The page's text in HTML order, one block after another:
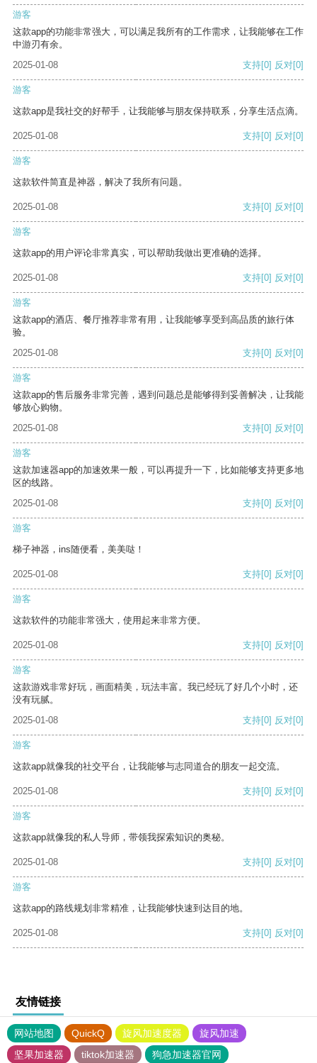
游客
这款app的功能非常强大，可以满足我所有的工作需求，让我能够在工作
中游刃有余。
2025-01-08
支持[0] 反对[0]
游客
这款app是我社交的好帮手，让我能够与朋友保持联系，分享生活点滴。
2025-01-08 支持[0] 反对[0]
游客
这款软件简直是神器，解决了我所有问题。
2025-01-08 支持[0] 反对[0]
游客
这款app的用户评论非常真实，可以帮助我做出更准确的选择。
2025-01-08 支持[0] 反对[0]
游客
这款app的酒店、餐厅推荐非常有用，让我能够享受到高品质的旅行体
验。
2025-01-08
支持[0] 反对[0]
游客
这款app的售后服务非常完善，遇到问题总是能够得到妥善解决，让我能
够放心购物。
2025-01-08
支持[0] 反对[0]
游客
这款加速器app的加速效果一般，可以再提升一下，比如能够支持更多地
区的线路。
2025-01-08
支持[0] 反对[0]
游客
梯子神器，ins随便看，美美哒！
2025-01-08 支持[0] 反对[0]
游客
这款软件的功能非常强大，使用起来非常方便。
2025-01-08 支持[0] 反对[0]
游客
这款游戏非常好玩，画面精美，玩法丰富。我已经玩了好几个小时，还
没有玩腻。
2025-01-08
支持[0] 反对[0]
游客
这款app就像我的社交平台，让我能够与志同道合的朋友一起交流。
2025-01-08 支持[0] 反对[0]
游客
这款app就像我的私人导师，带领我探索知识的奥秘。
2025-01-08 支持[0] 反对[0]
游客
这款app的路线规划非常精准，让我能够快速到达目的地。
2025-01-08 支持[0] 反对[0]
友情链接
网站地图 QuickQ 旋风加速度器
旋风加速
坚果加速器
tiktok加速器
狗急加速器官网